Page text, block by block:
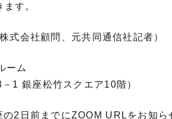
す。
顧問、元共同通信社記者）
ム
松竹スクエア10階）
前までにZOOM URLをお知ら